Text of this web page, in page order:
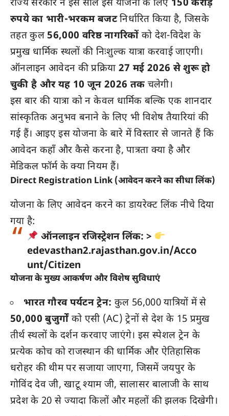
राज्य सरकार ने इस साल इस योजना के लिए 150 करोड़
रुपये का भारी-भरकम बजटनिर्धारित किया है, जिसके
तहत कुल 56,000 वरिष्ठ नागरिकों को देश-विदेश के
प्रमुख धार्मिक स्थलों की निःशुल्क यात्रा करवाई जाएगी।
ऑनलाइन आवेदन की प्रक्रिया 27 मई 2026 से शुरू हो
चुकी है और यह 10 जून 2026 तक चलेगी।
इस बार की यात्रा को न केवल धार्मिक बल्कि एक शानदार
सांस्कृतिक अनुभव बनाने के लिए भी विशेष तैयारियां की
गई हैं। आइए इस योजना के बारे में विस्तार से जानते हैं कि
आवेदन कहाँ और कैसे करना है, पात्रता क्या है और
मेडिकल फॉर्म के क्या नियम हैं।
Direct Registration Link (आवेदन करने का सीधा लिंक)
योजना के लिए आवेदन करने का डायरेक्ट लिंक नीचे दिया
गया है:
ऑनलाइन रजिस्ट्रेशन लिंक: >
edevasthan2.rajasthan.gov.in/Acco
unt/Citizen
योजना के मुख्य आकर्षण और विशेष सुविधाएं
भारत गौरव पर्यटन ट्रेन: कुल 56,000 यात्रियों में से
50,000 बुजुर्गोंको एसी (AC) ट्रेनों से देश के 15 प्रमुख
तीर्थ स्थलों के दर्शन करवाए जाएंगे। इस स्पेशल ट्रेन के
प्रत्येक कोच को राजस्थान की धार्मिक और ऐतिहासिक
धरोहर की थीम पर सजाया जाएगा, जिसमें जयपुर के
गोविंद देव जी, खाटू श्याम जी, सालासर बालाजी के साथ
प्रदेश के 20 से ज्यादा किलों और महलों की झलक दिखेगी।